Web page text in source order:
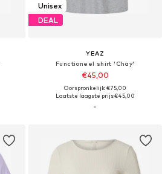
Unisex
DEAL
YEAZ
Functioneel shirt 'Chay'
€45,00
Oorspronkelijk: €75,00
Laatste laagste prijs:€45,00